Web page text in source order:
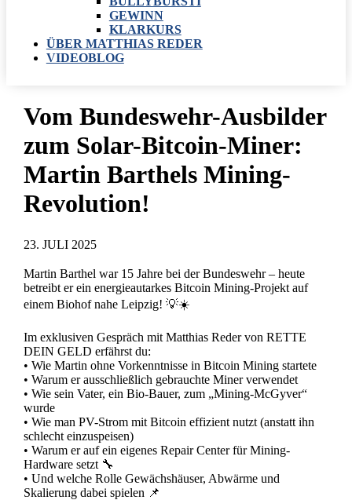
GEWINN
KLARKURS
ÜBER MATTHIAS REDER
VIDEOBLOG
Vom Bundeswehr-Ausbilder
zum Solar-Bitcoin-Miner:
Martin Barthels Mining-
Revolution!
23. JULI 2025
Martin Barthel war 15 Jahre bei der Bundeswehr – heute
betreibt er ein energieautarkes Bitcoin Mining-Projekt auf
einem Biohof nahe Leipzig! 💡☀️
Im exklusiven Gespräch mit Matthias Reder von RETTE
DEIN GELD erfährst du:
• Wie Martin ohne Vorkenntnisse in Bitcoin Mining startete
• Warum er ausschließlich gebrauchte Miner verwendet
• Wie sein Vater, ein Bio-Bauer, zum „Mining-McGyver“
wurde
• Wie man PV-Strom mit Bitcoin effizient nutzt (anstatt ihn
schlecht einzuspeisen)
• Warum er auf ein eigenes Repair Center für Mining-
Hardware setzt 🔧
• Und welche Rolle Gewächshäuser, Abwärme und
Skalierung dabei spielen 📌